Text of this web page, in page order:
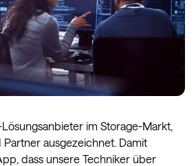
im Storage-Markt,
Partner ausgezeichnet. Damit
dass unsere Techniker über